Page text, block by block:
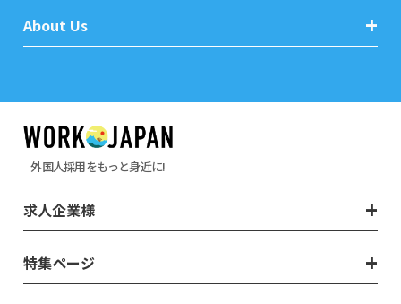
About Us
外国人採用をもっと身近に!
求人企業様
特集ページ